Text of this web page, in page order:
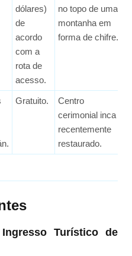
dólares)
de
acordo
com a
rota de
acesso.
no topo de uma
montanha em
forma de chifre.
Gratuito.
Centro
cerimonial inca
recentemente
restaurado.
Turístico de